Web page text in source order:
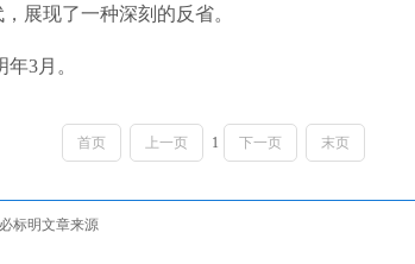
展现了一种深刻的反省。
3月。
首页 上一页 1 下一页 末页
标明文章来源